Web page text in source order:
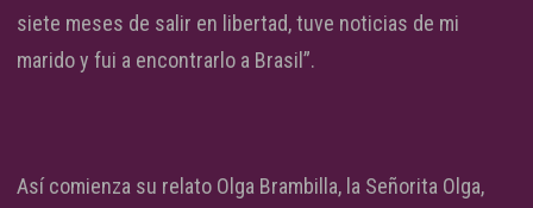
siete meses de salir en libertad, tuve noticias de mi
marido y fui a encontrarlo a Brasil”.
Así comienza su relato Olga Brambilla, la Señorita Olga,